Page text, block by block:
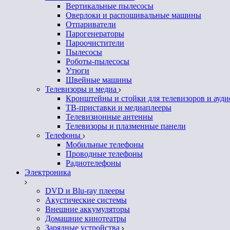
Вертикальные пылесосы
Оверлоки и распошивальные машины
Отпариватели
Парогенераторы
Пароочистители
Пылесосы
Роботы-пылесосы
Утюги
Швейные машины
Телевизоры и медиа
Кронштейны и стойки для телевизоров и
ТВ-приставки и медиаплееры
Телевизионные антенны
Телевизоры и плазменные панели
Телефоны
Мобильные телефоны
Проводные телефоны
Радиотелефоны
Электроника
DVD и Blu-ray плееры
Акустические системы
Внешние аккумуляторы
Домашние кинотеатры
Зарядные устройства